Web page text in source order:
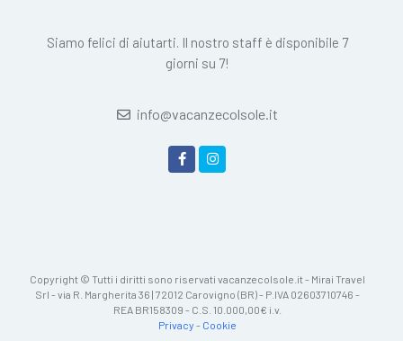
Siamo felici di aiutarti. Il nostro staff è disponibile 7
giorni su 7!
info@vacanzecolsole.it
Copyright © Tutti i diritti sono riservati vacanzecolsole.it - Mirai Travel
Srl - via R. Margherita 36 | 72012 Carovigno (BR) - P.IVA 02603710746 -
REA BR158309 - C.S. 10.000,00€ i.v.
Privacy - Cookie